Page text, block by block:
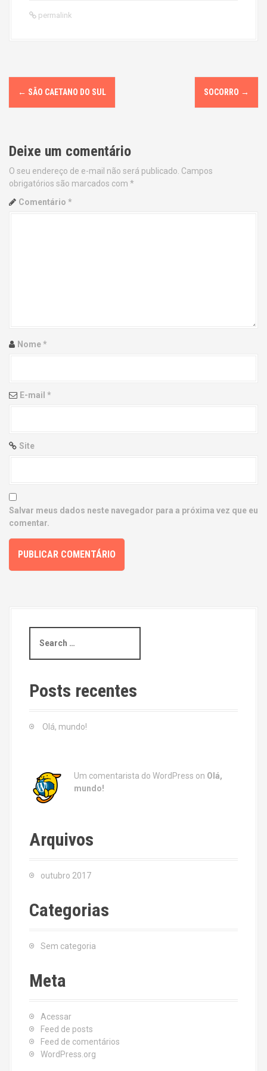
permalink
P
o
t
n
a
i
n
← SÃO CAETANO DO SUL SOCORRO →
Deixe um comentário
O seu endereço de e-mail não será publicado. Campos
obrigatórios são marcados com *
Comentário *
Nome*
E-mail *
Site
Salvar meus dados neste navegador para a próxima vez que eu
comentar.
a
c
h
Posts recentes
Olá, mundo!
Um comentarista do WordPress on Olá,
mundo!
Arquivos
outubro 2017
Categorias
Sem categoria
Meta
Acessar
Feed de posts
Feed de comentários
WordPress.org